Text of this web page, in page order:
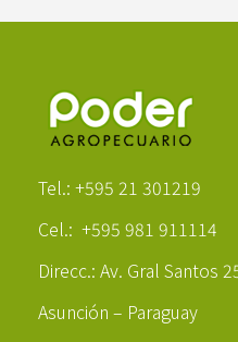
Tel.: +595 21 301219
Cel.: +595 981 911114
Direcc.: Av. Gral Santos
Asunción – Paraguay